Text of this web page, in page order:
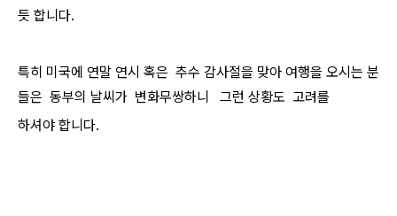
듯 합니다.
특히 미국에 연말 연시 혹은 추수 감사절을 맞아 여행을 오시는 분
들은 동부의 날씨가 변화무쌍하니 그런 상황도 고려를
하셔야 합니다.